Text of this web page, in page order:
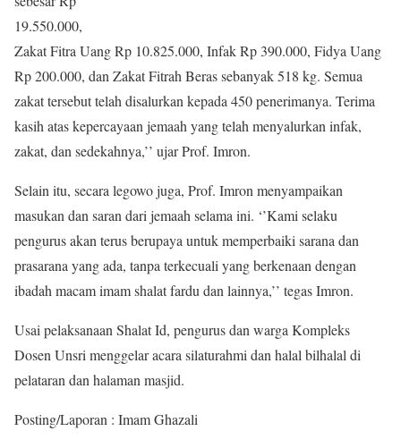
19.550.000,
Zakat Fitra Uang Rp 10.825.000, Infak Rp 390.000, Fidya Uang
Rp 200.000, dan Zakat Fitrah Beras sebanyak 518 kg. Semua
zakat tersebut telah disalurkan kepada 450 penerimanya. Terima
kasih atas kepercayaan jemaah yang telah menyalurkan infak,
zakat, dan sedekahnya,’’ ujar Prof. Imron.
Selain itu, secara legowo juga, Prof. Imron menyampaikan
masukan dan saran dari jemaah selama ini. ‘’Kami selaku
pengurus akan terus berupaya untuk memperbaiki sarana dan
prasarana yang ada, tanpa terkecuali yang berkenaan dengan
ibadah macam imam shalat fardu dan lainnya,’’ tegas Imron.
Usai pelaksanaan Shalat Id, pengurus dan warga Kompleks
Dosen Unsri menggelar acara silaturahmi dan halal bilhalal di
pelataran dan halaman masjid.
Posting/Laporan : Imam Ghazali